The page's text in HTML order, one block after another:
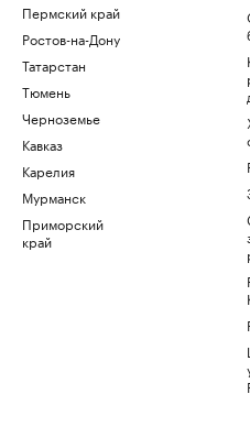
Пермский край
Ростов-на-Дону
Татарстан
Тюмень
Черноземье
Кавказ
Карелия
Мурманск
Приморский
край